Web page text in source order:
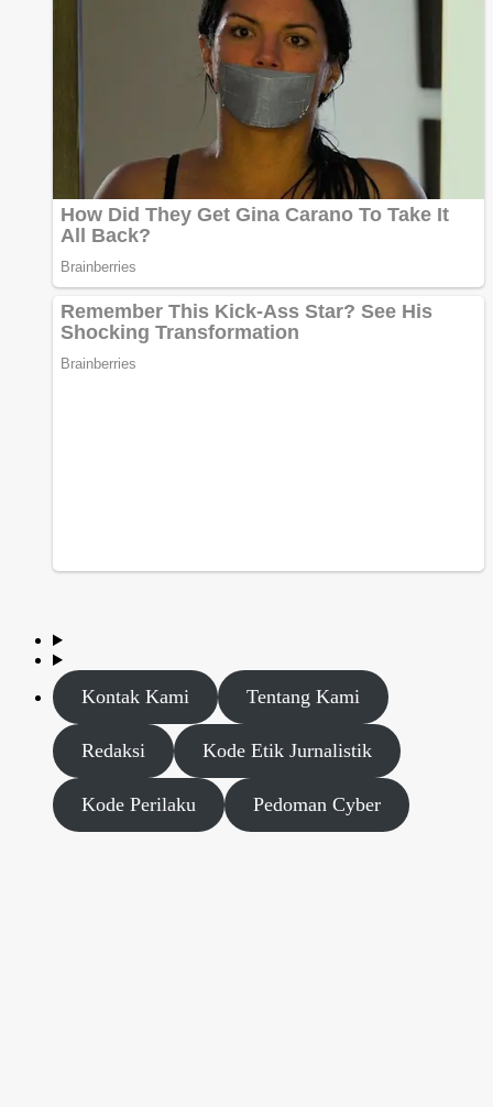
Kontak Kami Tentang Kami
Redaksi Kode Etik Jurnalistik
Kode Perilaku Pedoman Cyber